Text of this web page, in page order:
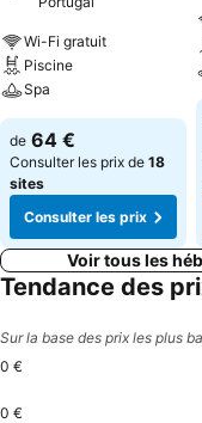
Wi-Fi gratuit
Piscine
Spa
de 64 €
Consulter les prix de 18
sites
Consulter les prix
Voir tous les
Tendance des
Sur la base des prix les plus
0 €
0 €